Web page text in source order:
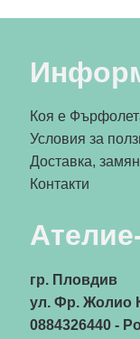
Коя е
Условия за
Доставка,
Контакти
гр. Пловдив
ул. Фр. Жолио
0884326440-